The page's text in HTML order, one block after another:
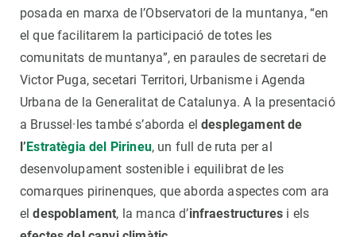
posada en marxa de l’Observatori de la muntanya, “en
el que facilitarem la participació de totes les
comunitats de muntanya”, en paraules de secretari de
Victor Puga, secetari Territori, Urbanisme i Agenda
Urbana de la Generalitat de Catalunya. A la presentació
a Brussel·les també s’aborda eldesplegament de
l’ Estratègia del Pirineu, un full de ruta per al
desenvolupament sostenible i equilibrat de les
comarques pirinenques, que aborda aspectes com ara
eldespoblament, la manca d’infraestructures i els